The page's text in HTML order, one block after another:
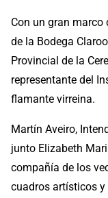
Con un gran marco
de la Bodega
Provincial de la
representante del
flamante virreina.
Martín Aveiro,
junto Elizabeth
compañía de los
cuadros artísticos